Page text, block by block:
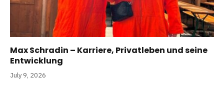
Max Schradin – Karriere, Privatleben und seine
Entwicklung
July 9, 2026